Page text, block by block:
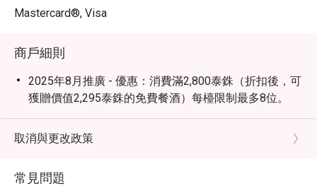
Mastercard®, Visa
商戶細則
2025年8月推廣 - 優惠：消費滿2,800泰銖（折扣後，可
獲贈價值2,295泰銖的免費餐酒）每檯限制最多8位。
取消與更改政策
常見問題